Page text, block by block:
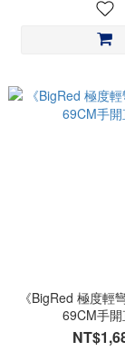
《BigRed 極度輕
69CM手